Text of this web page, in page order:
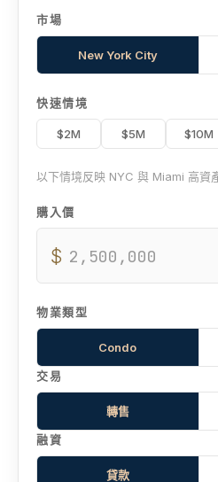
市場
New York City
快速情境
$2M $5M $10M
以下情境反映 NYC 與 Miami 高資
購入價
$
物業類型
Condo
交易
轉售
融資
貸款